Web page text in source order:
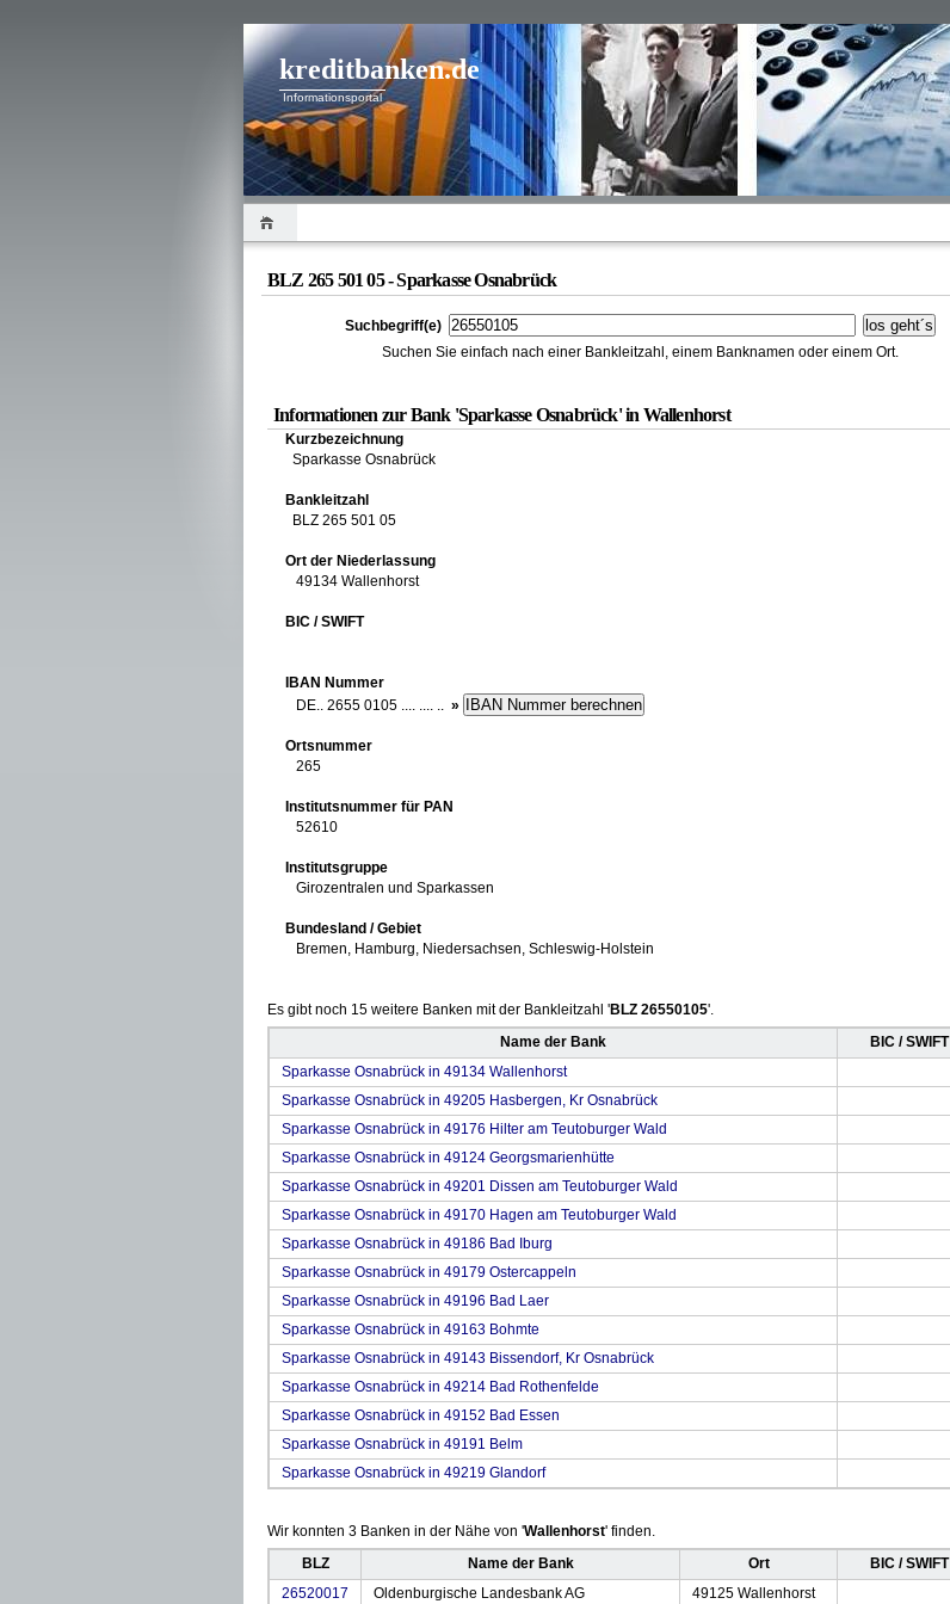
kreditbanken.de
Informationsportal
BLZ 265 501 05 - Sparkasse Osnabrück
Suchbegriff(e)
Suchen Sie einfach nach einer Bankleitzahl, einem Banknamen oder einem Ort.
Informationen zur Bank 'Sparkasse Osnabrück' in Wallenhorst
Kurzbezeichnung
Sparkasse Osnabrück
Bankleitzahl
BLZ 265 501 05
Ort der Niederlassung
49134 Wallenhorst
BIC / SWIFT
IBAN Nummer
DE.. 2655 0105 .... .... .. »
Ortsnummer
265
Institutsnummer für PAN
52610
Institutsgruppe
Girozentralen und Sparkassen
Bundesland / Gebiet
Bremen, Hamburg, Niedersachsen, Schleswig-Holstein
Es gibt noch 15 weitere Banken mit der Bankleitzahl 'BLZ 26550105'.
Name der Bank
BIC / SWIFT
Sparkasse Osnabrück in 49134 Wallenhorst
Sparkasse Osnabrück in 49205 Hasbergen, Kr Osnabrück
Sparkasse Osnabrück in 49176 Hilter am Teutoburger Wald
Sparkasse Osnabrück in 49124 Georgsmarienhütte
Sparkasse Osnabrück in 49201 Dissen am Teutoburger Wald
Sparkasse Osnabrück in 49170 Hagen am Teutoburger Wald
Sparkasse Osnabrück in 49186 Bad Iburg
Sparkasse Osnabrück in 49179 Ostercappeln
Sparkasse Osnabrück in 49196 Bad Laer
Sparkasse Osnabrück in 49163 Bohmte
Sparkasse Osnabrück in 49143 Bissendorf, Kr Osnabrück
Sparkasse Osnabrück in 49214 Bad Rothenfelde
Sparkasse Osnabrück in 49152 Bad Essen
Sparkasse Osnabrück in 49191 Belm
Sparkasse Osnabrück in 49219 Glandorf
Wir konnten 3 Banken in der Nähe von 'Wallenhorst' finden.
BLZ
Name der Bank Ort
BIC / SWIFT
26520017
Oldenburgische Landesbank AG 49125 Wallenhorst